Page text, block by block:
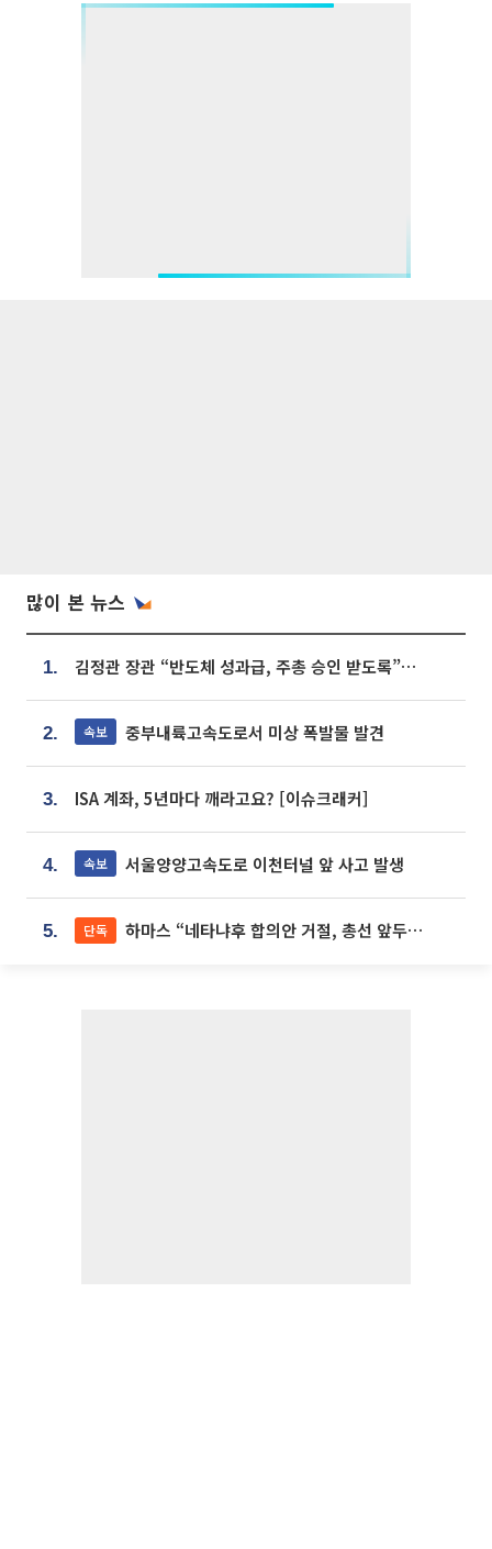
많이 본 뉴스
1. 김정관 장관 “반도체 성과급, 주총 승인 받도록”…상법·자본시장법 개정 시사
2. 속보 중부내륙고속도로서 미상 폭발물 발견
3. ISA 계좌, 5년마다 깨라고요? [이슈크래커]
4. 속보 서울양양고속도로 이천터널 앞 사고 발생
5. 단독 하마스 “네타냐후 합의안 거절, 총선 앞두고 시간 끌기”